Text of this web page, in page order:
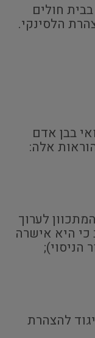
חולים
הלסינקי.
בבן אדם
אלה:
לערוך
כי היא אישרה
הניסוי);
להצהרת